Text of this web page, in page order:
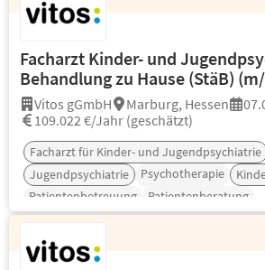
Facharzt Kinder- und
Behandlung zu Hause (StäB)
Vitos gGmbH Marburg, Hessen
109.022 €/Jahr (geschätzt)
Facharzt für Kinder- und Jugendpsychiatrie
Jugendpsychiatrie
Psychotherapie
Patientenbetreuung
Patientenberatung